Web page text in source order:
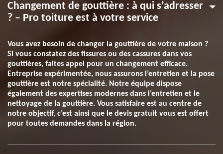
Changement de gouttière : à qui s’adresser
? – Pro toiture est à votre service
Vous avez besoin de changer la gouttière de votre maison ?
Si vous constatez des fissures ou des cassures dans vos
gouttières, faites appel pour un changement efficace.
Entreprise expérimentée, nous assurons l’entretien et la pose
gouttière est notre spécialité. Notre équipe dispose
également des expertises modernes dans l’entretien et le
nettoyage de la gouttière. Vous satisfaire est au centre de
notre objectif, c’est ainsi que le devis gratuit vous est offert
pour toutes demandes dans la région.